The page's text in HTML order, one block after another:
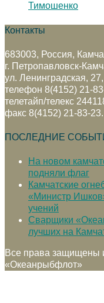
Тимошенко
Контакты
683003, Россия,
г. Петропавловск-
ул. Ленинградская, 27,
телефон 8(4152) 21-
телетайп/телекс
факс 8(4152) 21-83-23.
ПОСЛЕДНИЕ
На новом
подняли флаг
Камчатские
«Министр
учений
Сварщики
лучших на
Все права
«Океанрыбфлот»